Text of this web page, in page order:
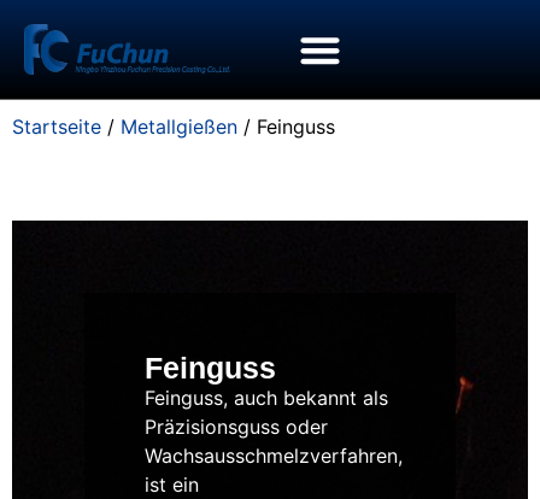
Startseite / Metallgießen / Feinguss
Feinguss
Feinguss, auch bekannt als
Präzisionsguss oder
Wachsausschmelzverfahren,
ist ein